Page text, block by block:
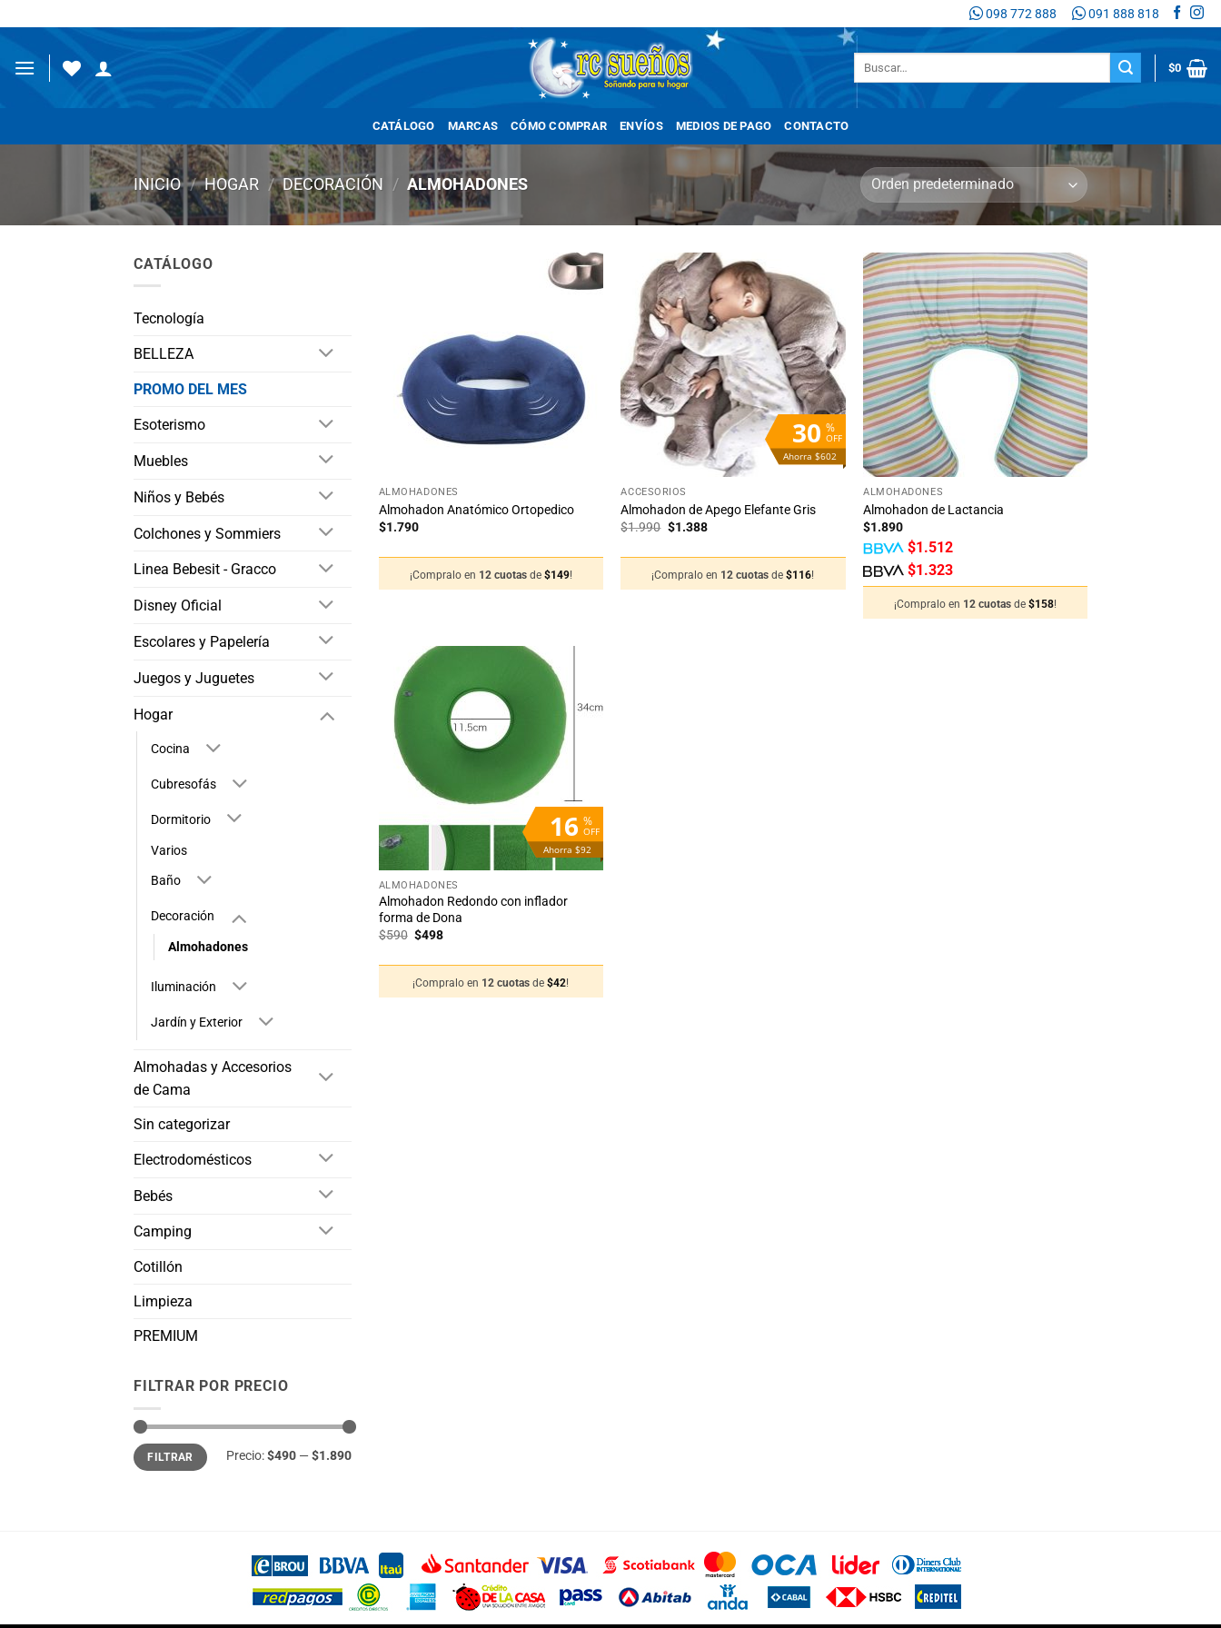
al
contenido
098 772 888 091 888 818
$0
CATÁLOGO MARCAS CÓMO COMPRAR ENVÍOS MEDIOS DE PAGO CONTACTO
INICIO / HOGAR / DECORACIÓN / ALMOHADONES
CATÁLOGO
Tecnología
BELLEZA
PROMO DEL MES
Esoterismo
Muebles
Niños y Bebés
Colchones y Sommiers
Linea Bebesit - Gracco
Disney Oficial
Escolares y Papelería
Juegos y Juguetes
Hogar
Cocina
Cubresofás
Dormitorio
Varios
Baño
Decoración
Almohadones
Iluminación
Jardín y Exterior
Almohadas y Accesorios
de Cama
Sin categorizar
Electrodomésticos
Bebés
Camping
Cotillón
Limpieza
PREMIUM
FILTRAR POR PRECIO
Precio
mínimo
Precio
máximo
FILTRAR Precio:$490 — $1.890
deseos
ALMOHADONES
Almohadon Anatómico Ortopedico
$1.790
¡Compralo en 12 cuotas de $149!
%
OFF
30
Ahorra $602
Añadir
a la
lista
de
deseos
ACCESORIOS
Almohadon de Apego Elefante Gris
$1.990 El
$1.990.
$1.388El
$1.388.
¡Compralo en 12 cuotasde$116!
Añadir
a la
lista
de
deseos
+
ALMOHADONES
Almohadon de Lactancia
$1.890
$1.512
$1.323
¡Compralo en 12 cuotasde$158!
%
OFF
16
Ahorra $92
Añadir
a la
lista
deseos
ALMOHADONES
Almohadon Redondo con inflador
forma de Dona
$590 El
$590.
$498El
$498.
¡Compralo en 12 cuotasde$42!